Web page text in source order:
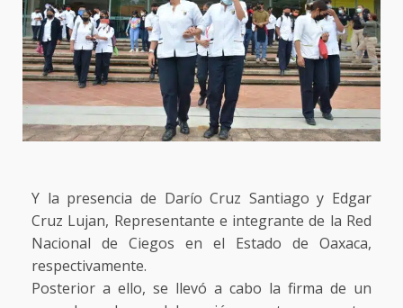
Y la presencia de Darío Cruz Santiago y Edgar
Cruz Lujan, Representante e integrante de la Red
Nacional de Ciegos en el Estado de Oaxaca,
respectivamente.
Posterior a ello, se llevó a cabo la firma de un